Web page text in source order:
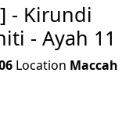
- Kirundi
- Ayah 11
Location Maccah